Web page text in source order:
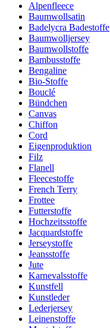
Alpenfleece
Baumwollsatin
Badelycra Badestoffe
Baumwolljersey
Baumwollstoffe
Bambusstoffe
Bengaline
Bio-Stoffe
Bouclé
Bündchen
Canvas
Chiffon
Cord
Eigenproduktion
Filz
Flanell
Fleecestoffe
French Terry
Frottee
Futterstoffe
Hochzeitsstoffe
Jacquardstoffe
Jerseystoffe
Jeansstoffe
Jute
Karnevalsstoffe
Kunstfell
Kunstleder
Lederjersey
Leinenstoffe